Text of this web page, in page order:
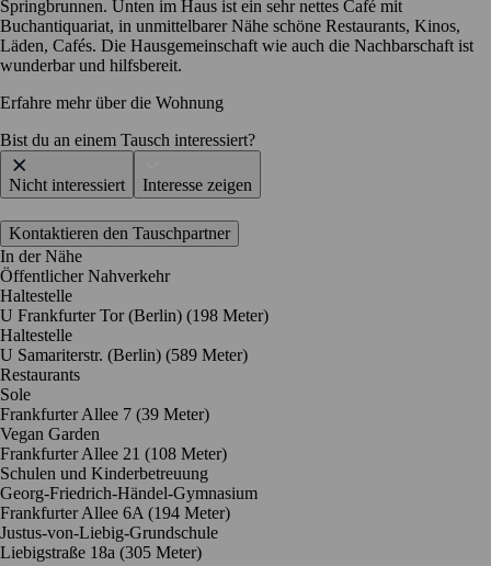
Springbrunnen. Unten im Haus ist ein sehr nettes Café mit
Buchantiquariat, in unmittelbarer Nähe schöne Restaurants, Kinos,
Läden, Cafés. Die Hausgemeinschaft wie auch die Nachbarschaft ist
wunderbar und hilfsbereit.
Erfahre mehr über die Wohnung
Bist du an einem Tausch interessiert?
Nicht interessiert Interesse zeigen
Kontaktieren den Tauschpartner
In der Nähe
Öffentlicher Nahverkehr
Haltestelle
U Frankfurter Tor (Berlin) (198 Meter)
Haltestelle
U Samariterstr. (Berlin) (589 Meter)
Restaurants
Sole
Frankfurter Allee 7 (39 Meter)
Vegan Garden
Frankfurter Allee 21 (108 Meter)
Schulen und Kinderbetreuung
Georg-Friedrich-Händel-Gymnasium
Frankfurter Allee 6A (194 Meter)
Justus-von-Liebig-Grundschule
Liebigstraße 18a (305 Meter)